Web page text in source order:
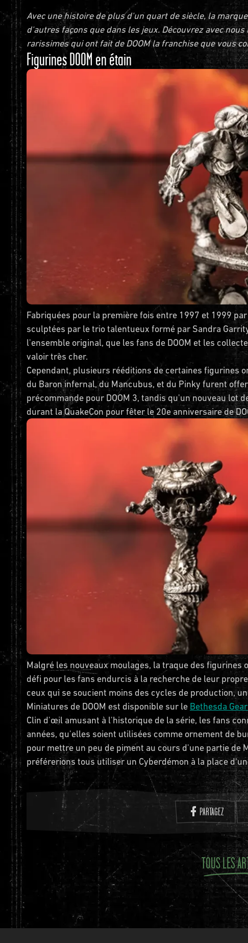
Avec une histoire de plus d'un quart de siècle, la
d'autres façons que dans les jeux. Découvrez avec
rarissimes qui ont fait de DOOM la franchise que vous
Figurines DOOM en étain
Fabriquées pour la première fois entre 1997 et 1999 par
sculptées par le trio talentueux formé par Sandra
l'ensemble original, que les fans de DOOM et les
valoir très cher.
Cependant, plusieurs rééditions de certaines figurines
du Baron infernal, du Mancubus, et du Pinky furent
précommande pour DOOM 3, tandis qu'un nouveau lot
durant la QuakeCon pour fêter le 20e anniversaire de
Malgré les nouveaux moulages, la traque des
défi pour les fans endurcis à la recherche de leur
ceux qui se soucient moins des cycles de production,
Miniatures de DOOM est disponible sur le Bethesda
Clin d'œil amusant à l'historique de la série, les fans
années, qu'elles soient utilisées comme ornement de
pour mettre un peu de piment au cours d'une partie de
préférerions tous utiliser un Cyberdémon à la place
PARTAGEZ
TOUS LES